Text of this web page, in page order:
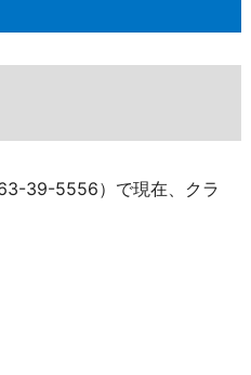
39-5556）で現在、クラ